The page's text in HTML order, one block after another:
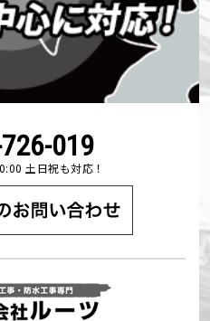
019
土日祝も対応！